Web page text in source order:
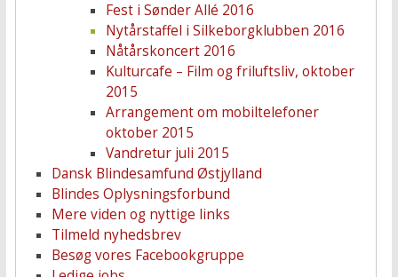
Fest i Sønder Allé 2016
Nytårstaffel i Silkeborgklubben 2016
Nåtårskoncert 2016
Kulturcafe – Film og friluftsliv, oktober
2015
Arrangement om mobiltelefoner
oktober 2015
Vandretur juli 2015
Dansk Blindesamfund Østjylland
Blindes Oplysningsforbund
Mere viden og nyttige links
Tilmeld nyhedsbrev
Besøg vores Facebookgruppe